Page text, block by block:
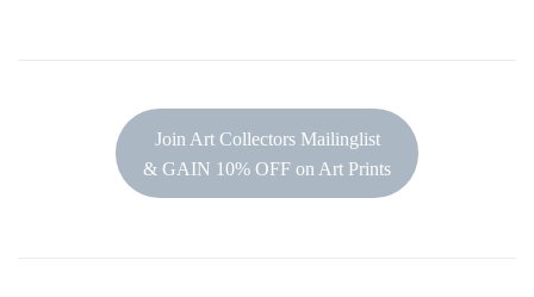
Join Art Collectors Mailinglist
& GAIN 10% OFF on Art Prints